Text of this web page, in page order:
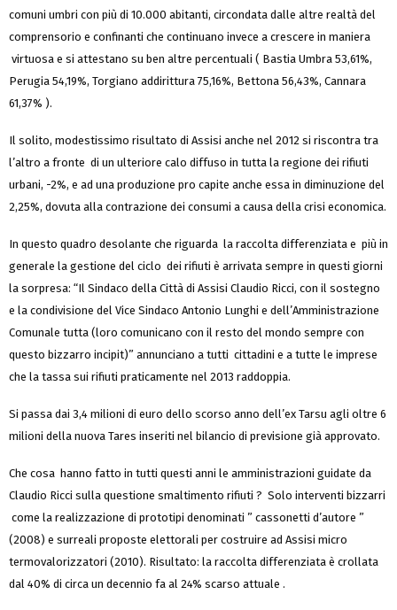
comuni umbri con più di 10.000 abitanti, circondata dalle altre realtà del
comprensorio e confinanti che continuano invece a crescere in maniera
virtuosa e si attestano su ben altre percentuali ( Bastia Umbra 53,61%,
Perugia 54,19%, Torgiano addirittura 75,16%, Bettona 56,43%, Cannara
61,37% ).
Il solito, modestissimo risultato di Assisi anche nel 2012 si riscontra tra
l’altro a fronte di un ulteriore calo diffuso in tutta la regione dei rifiuti
urbani, -2%, e ad una produzione pro capite anche essa in diminuzione del
2,25%, dovuta alla contrazione dei consumi a causa della crisi economica.
In questo quadro desolante che riguarda la raccolta differenziata e più in
generale la gestione del ciclo dei rifiuti è arrivata sempre in questi giorni
la sorpresa: “Il Sindaco della Città di Assisi Claudio Ricci, con il sostegno
e la condivisione del Vice Sindaco Antonio Lunghi e dell’Amministrazione
Comunale tutta (loro comunicano con il resto del mondo sempre con
questo bizzarro incipit)” annunciano a tutti cittadini e a tutte le imprese
che la tassa sui rifiuti praticamente nel 2013 raddoppia.
Si passa dai 3,4 milioni di euro dello scorso anno dell’ex Tarsu agli oltre 6
milioni della nuova Tares inseriti nel bilancio di previsione già approvato.
Che cosa hanno fatto in tutti questi anni le amministrazioni guidate da
Claudio Ricci sulla questione smaltimento rifiuti ? Solo interventi bizzarri
come la realizzazione di prototipi denominati ” cassonetti d’autore ”
(2008) e surreali proposte elettorali per costruire ad Assisi micro
termovalorizzatori (2010). Risultato: la raccolta differenziata è crollata
dal 40% di circa un decennio fa al 24% scarso attuale .